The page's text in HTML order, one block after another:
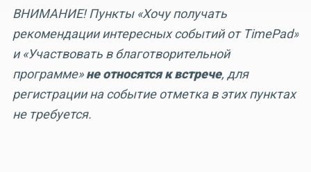
ВНИМАНИЕ! Пункты «Хочу получать
рекомендации интересных событий от TimePad»
и «Участвовать в благотворительной
программе»не относятся к встрече, для
регистрации на событие отметка в этих пунктах
не требуется.